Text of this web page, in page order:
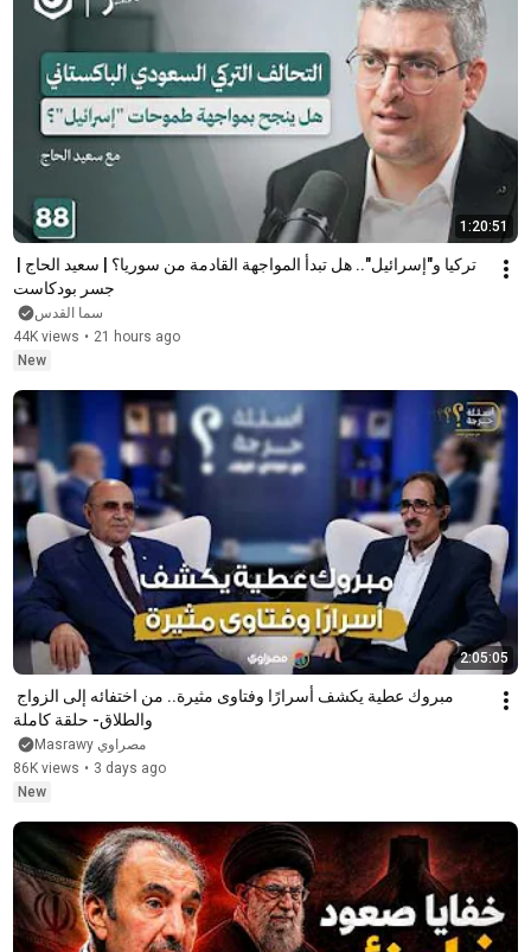
1:20:51
جسر بودكاست
سما القدس
44K views • 21 hours ago
New
2:05:05
والطلاق- حلقة كاملة
مصراوي Masrawy
86K views • 3 days ago
New